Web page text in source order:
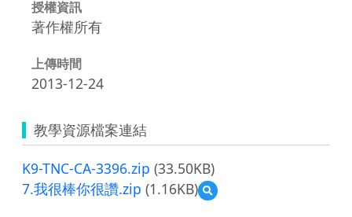
授權資訊
著作權所有
上傳時間
2013-12-24
教學資源檔案連結
K9-TNC-CA-3396.zip (33.50KB)
7.我很棒你很讚.zip (1.16KB)
預
覽